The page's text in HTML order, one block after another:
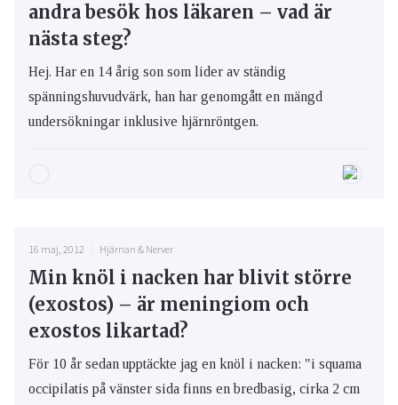
andra besök hos läkaren – vad är
nästa steg?
Hej. Har en 14 årig son som lider av ständig
spänningshuvudvärk, han har genomgått en mängd
undersökningar inklusive hjärnröntgen.
16 maj, 2012 Hjärnan & Nerver
Min knöl i nacken har blivit större
(exostos) – är meningiom och
exostos likartad?
För 10 år sedan upptäckte jag en knöl i nacken: "i squama
occipilatis på vänster sida finns en bredbasig, cirka 2 cm